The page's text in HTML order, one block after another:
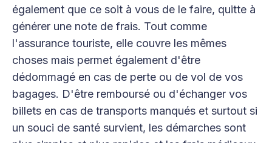
également que ce soit à vous de le faire, quitte à
générer une note de frais. Tout comme
l'assurance touriste, elle couvre les mêmes
choses mais permet également d'être
dédommagé en cas de perte ou de vol de vos
bagages. D'être remboursé ou d'échanger vos
billets en cas de transports manqués et surtout si
un souci de santé survient, les démarches sont